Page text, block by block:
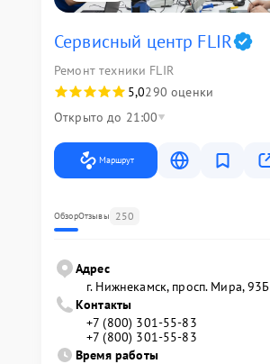
Сервисный центр FLIR
Ремонт техники FLIR
5,0290 оценки
Открыто до 21:00
Маршрут
ОбзорОтзывы 250
Адрес
г. Нижнекамск, просп. Мира, 93Б
Контакты
+7 (800) 301-55-83
+7 (800) 301-55-83
Время работы